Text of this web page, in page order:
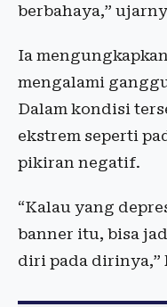
berbahaya,”
Ia
mengalami
Dalam kondisi
ekstrem seperti
pikiran negatif.
“Kalau yang
banner itu, bisa
diri pada dirinya,”